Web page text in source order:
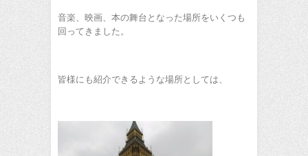
音楽、映画、本の舞台となった場所をいくつも
回ってきました。
皆様にも紹介できるような場所としては、